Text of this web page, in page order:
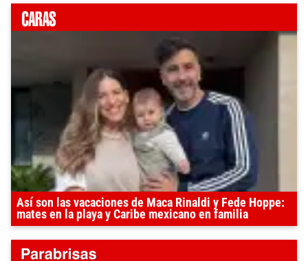
Así son las vacaciones de Maca Rinaldi y Fede Hoppe:
mates en la playa y Caribe mexicano en familia